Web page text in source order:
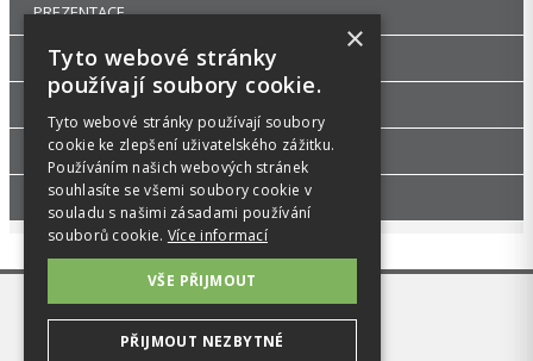
PREZENTACE
DROGERIE
KANCELÁŘSKÝ NÁBYTEK
ŠKOLA, VÝTVARNÉ POTŘEBY
PŘÍSLUŠENSTVÍ
×
Tyto webové stránky
používají soubory cookie.
Tyto webové stránky používají soubory
cookie ke zlepšení uživatelského zážitku.
Používáním našich webových stránek
souhlasíte se všemi soubory cookie v
souladu s našimi zásadami používání
souborů cookie. Více informací
VŠE PŘIJMOUT
PŘIJMOUT NEZBYTNÉ